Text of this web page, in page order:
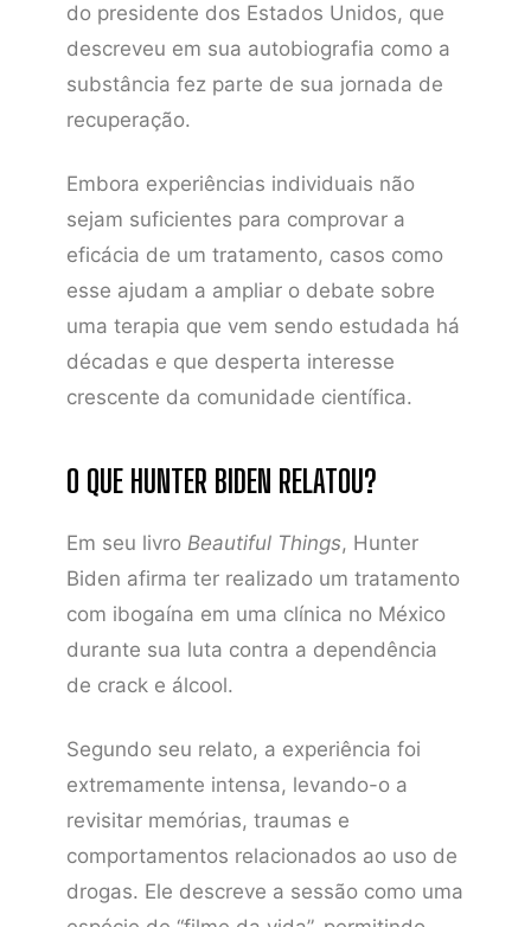
do presidente dos Estados Unidos, que
descreveu em sua autobiografia como a
substância fez parte de sua jornada de
recuperação.
Embora experiências individuais não
sejam suficientes para comprovar a
eficácia de um tratamento, casos como
esse ajudam a ampliar o debate sobre
uma terapia que vem sendo estudada há
décadas e que desperta interesse
crescente da comunidade científica.
O QUE HUNTER BIDEN RELATOU?
Em seu livro Beautiful Things, Hunter
Biden afirma ter realizado um tratamento
com ibogaína em uma clínica no México
durante sua luta contra a dependência
de crack e álcool.
Segundo seu relato, a experiência foi
extremamente intensa, levando-o a
revisitar memórias, traumas e
comportamentos relacionados ao uso de
drogas. Ele descreve a sessão como uma